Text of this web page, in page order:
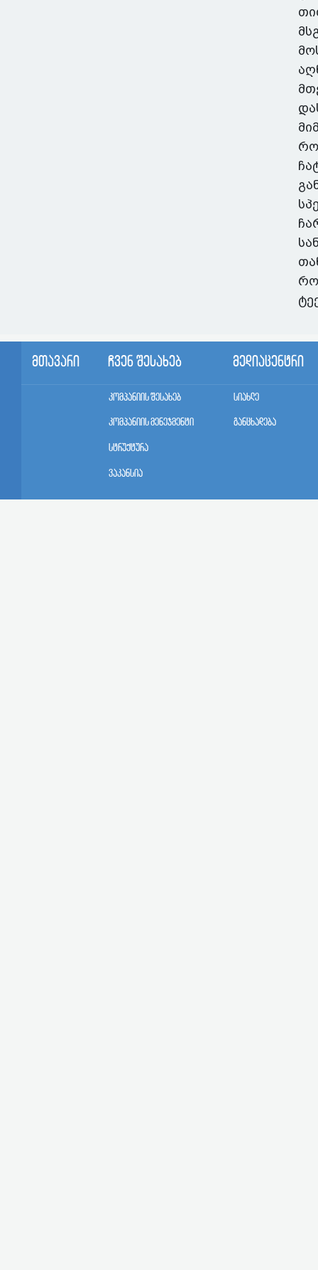
მთავარი ჩვენ შესახებ მედიაცენტრი
კომპანიის შესახებ სიახლე
კომპანიის მენეჯმენტი განცხადება
სტრუქტურა
ვაკანსია